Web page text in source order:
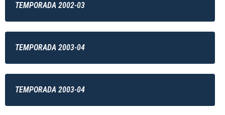
TEMPORADA 2002-03
TEMPORADA 2003-04
TEMPORADA 2003-04